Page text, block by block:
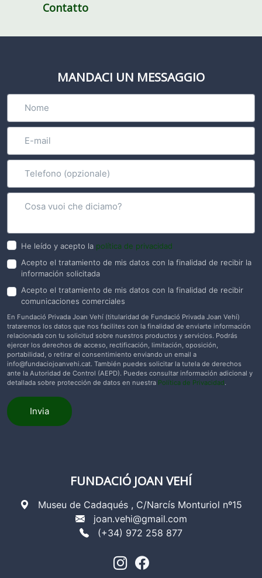
Contatto
MANDACI UN MESSAGGIO
He leído y acepto la política de privacidad
Acepto el tratamiento de mis datos con la finalidad de recibir la
información solicitada
Acepto el tratamiento de mis datos con la finalidad de recibir
comunicaciones comerciales
En Fundació Privada Joan Vehí (titularidad de Fundació Privada Joan Vehí)
trataremos los datos que nos facilites con la finalidad de enviarte información
relacionada con tu solicitud sobre nuestros productos y servicios. Podrás
ejercer los derechos de acceso, rectificación, limitación, oposición,
portabilidad, o retirar el consentimiento enviando un email a
info@fundaciojoanvehi.cat. También puedes solicitar la tutela de derechos
ante la Autoridad de Control (AEPD). Puedes consultar información adicional y
detallada sobre protección de datos en nuestra Política de Privacidad.
Invia
FUNDACIÓ JOAN VEHÍ
Museu de Cadaqués , C/Narcís Monturiol nº15
joan.vehi@gmail.com
(+34) 972 258 877